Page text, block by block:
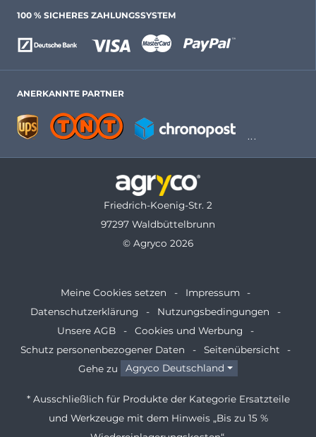
100 % SICHERES ZAHLUNGSSYSTEM
ANERKANNTE PARTNER
Friedrich-Koenig-Str. 2
97297 Waldbüttelbrunn
© Agryco 2026
Meine Cookies setzen
Impressum
Datenschutzerklärung
Nutzungsbedingungen
Unsere AGB
Cookies und Werbung
Schutz personenbezogener Daten
Seitenübersicht
Gehe zu
Agryco Deutschland
* Ausschließlich für Produkte der Kategorie Ersatzteile
und Werkzeuge mit dem Hinweis „Bis zu 15 %